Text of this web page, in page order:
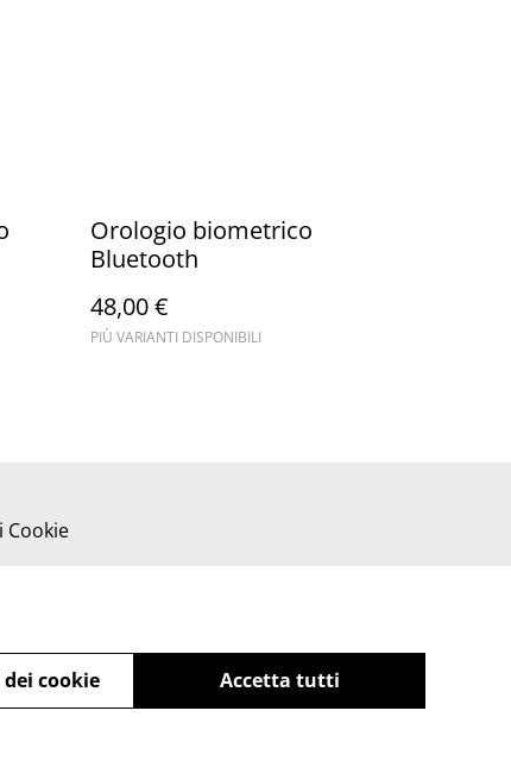
Orologio biometrico
Bluetooth
48,00 €
PIÙ VARIANTI DISPONIBILI
Cookie
Accetta tutti
cookie